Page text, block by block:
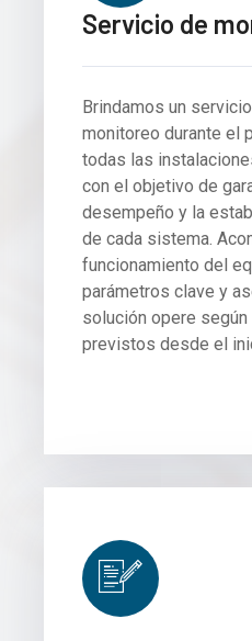
Servicio de
Brindamos un
monitoreo durante el
todas las
con el objetivo de
desempeño y la
de cada sistema.
funcionamiento del
parámetros clave y
solución opere
previstos desde el